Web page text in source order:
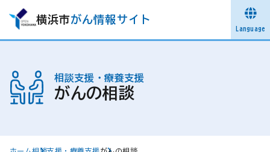
横浜市がん情報サイト
Language
相談支援・療養支援
がんの相談